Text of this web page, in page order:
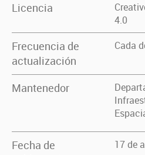
Licencia
4.0
Frecuencia de
actualización
Cada
Mantenedor
Fecha de
17 de